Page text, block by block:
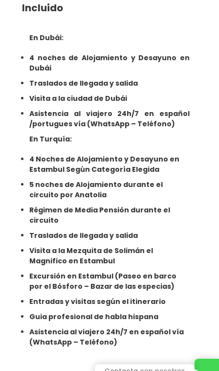
Incluido
En Dubái:
4 noches de Alojamiento y Desayuno en
Dubái
Traslados de llegada y salida
Visita a la ciudad de Dubái
Asistencia al viajero 24h/7 en español
/portugues vía (WhatsApp – Teléfono)
En Turquía:
4 Noches de Alojamiento y Desayuno en
Estambul Según Categoría Elegida
5 noches de Alojamiento durante el
circuito por Anatolia
Régimen de Media Pensión durante el
circuito
Traslados de llegada y salida
Visita a la Mezquita de Solimán el
Magnifico en Estambul
Excursión en Estambul (Paseo en barco
por el Bósforo – Bazar de las especias)
Entradas y visitas según el itinerario
Guia profesional de habla hispana
Asistencia al viajero 24h/7 en español vía
(WhatsApp – Teléfono)